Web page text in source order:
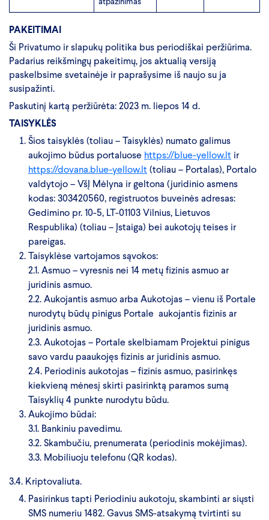
PAKEITIMAI
Ši Privatumo ir slapukų politika bus periodiškai peržiūrima.
Padarius reikšmingų pakeitimų, jos aktualią versiją
paskelbsime svetainėje ir paprašysime iš naujo su ja
susipažinti.
Paskutinį kartą peržiūrėta: 2023 m. liepos 14 d.
TAISYKLĖS
Šios taisyklės (toliau – Taisyklės) numato galimus
aukojimo būdus portaluose https://blue-yellow.lt ir
https://dovana.blue-yellow.lt (toliau – Portalas), Portalo
valdytojo – VšĮ Mėlyna ir geltona (juridinio asmens
kodas: 303420560, registruotos buveinės adresas:
Gedimino pr. 10-5, LT-01103 Vilnius, Lietuvos
Respublika) (toliau – Įstaiga) bei aukotojų teises ir
pareigas.
Taisyklėse vartojamos sąvokos:
2.1. Asmuo – vyresnis nei 14 metų fizinis asmuo ar
juridinis asmuo.
2.2. Aukojantis asmuo arba Aukotojas – vienu iš Portale
nurodytų būdų pinigus Portale aukojantis fizinis ar
juridinis asmuo.
2.3. Aukotojas – Portale skelbiamam Projektui pinigus
savo vardu paaukojęs fizinis ar juridinis asmuo.
2.4. Periodinis aukotojas – fizinis asmuo, pasirinkęs
kiekvieną mėnesį skirti pasirinktą paramos sumą
Taisyklių 4 punkte nurodytu būdu.
Aukojimo būdai:
3.1. Bankiniu pavedimu.
3.2. Skambučiu, prenumerata (periodinis mokėjimas).
3.3. Mobiliuoju telefonu (QR kodas).
3.4. Kriptovaliuta.
Pasirinkus tapti Periodiniu aukotoju, skambinti ar siųsti
SMS numeriu 1482. Gavus SMS-atsakymą tvirtinti su